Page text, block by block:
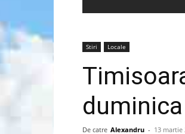
Stiri Locale
De catre Alexandru - 13 martie